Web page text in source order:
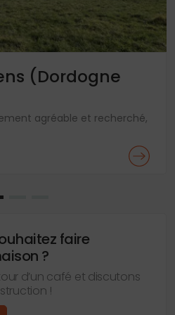
(Dordogne
agréable et recherché,
faire
?
d’un café et discutons
!